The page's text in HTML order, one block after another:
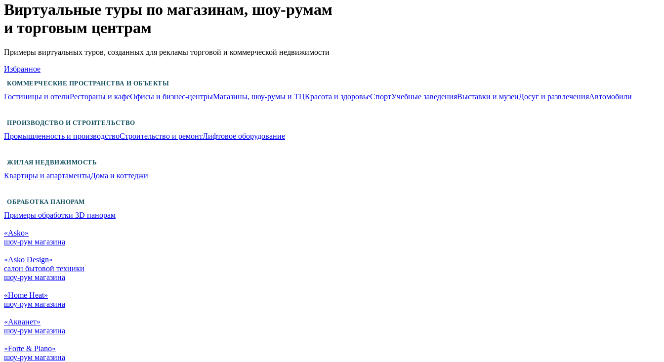
Виртуальные туры по магазинам, шоу‑румам
и торговым центрам
Примеры виртуальных туров, созданных для рекламы торговой и коммерческой недвижимости
Избранное
КОММЕРЧЕСКИЕ ПРОСТРАНСТВА И ОБЪЕКТЫ
Гостиницы и отелиРестораны и кафеОфисы и бизнес-центрыМагазины, шоу-румы и ТЦКрасота и здоровьеСпортУчебные заведенияВыставки и музеиДосуг и развлеченияАвтомобили
ПРОИЗВОДСТВО И СТРОИТЕЛЬСТВО
Промышленность и производствоСтроительство и ремонтЛифтовое оборудование
ЖИЛАЯ НЕДВИЖИМОСТЬ
Квартиры и апартаментыДома и коттеджи
ОБРАБОТКА ПАНОРАМ
Примеры обработки 3D панорам
«Asko»
шоу-рум магазина
«Asko Design»
салон бытовой техники
шоу-рум магазина
«Home Heat»
шоу-рум магазина
«Акванет»
шоу-рум магазина
«Forte & Piano»
шоу-рум магазина